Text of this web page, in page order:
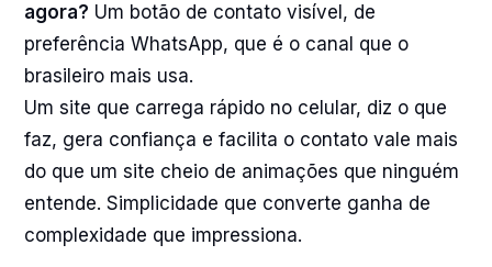
agora? Um botão de contato visível, de
preferência WhatsApp, que é o canal que o
brasileiro mais usa.
Um site que carrega rápido no celular, diz o que
faz, gera confiança e facilita o contato vale mais
do que um site cheio de animações que ninguém
entende. Simplicidade que converte ganha de
complexidade que impressiona.